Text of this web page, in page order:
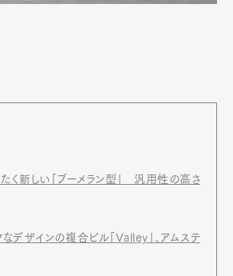
く新しい「ブーメラン型」 汎用性の高さ
デザインの複合ビル「Valley」、アムステ